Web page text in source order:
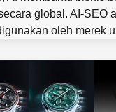
global. AI-SEO
oleh merek